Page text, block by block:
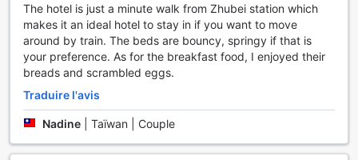
de savoir que certaines salle de bains sont équipées d'un
sèche-cheveux et d'affaires de toilette.
Restauration et activités
Chaque matin, vous pourrez vous réveiller avec un
délicieux petit-déjeuner gratuit au The Cloud Hotel.
Pourquoi séjourner ici
The hotel is just a minute walk from Zhubei station which
makes it an ideal hotel to stay in if you want to move
around by train. The beds are bouncy, springy if that is
your preference. As for the breakfast food, I enjoyed their
breads and scrambled eggs.
Traduire l'avis
Nadine Taïwan | Couple